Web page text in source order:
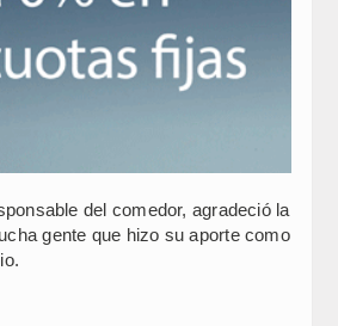
del comedor, agradeció la
gente que hizo su aporte como